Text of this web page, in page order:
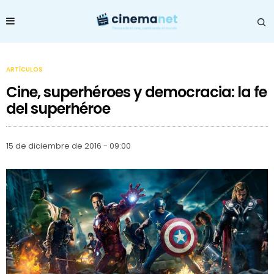
ARTÍCULOS
Cine, superhéroes y democracia: la fe
del superhéroe
15 de diciembre de 2016 - 09:00